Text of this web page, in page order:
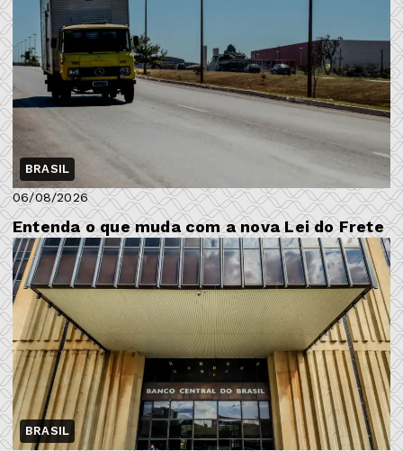
BRASIL
06/08/2026
Entenda o que muda com a nova Lei do Frete
BRASIL